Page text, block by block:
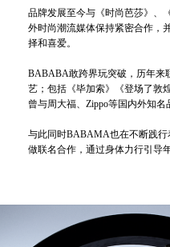
品牌发展至今与《时尚芭莎》、
外时尚潮流媒体保持紧密合作，
择和喜爱。
BABABA敢跨界玩突破，历年来
艺；包括《毕加索》《登场了敦
曾与周大福、Zippo等国内外知名
与此同时BABAMA也在不断践行
做联名合作，通过身体力行引导